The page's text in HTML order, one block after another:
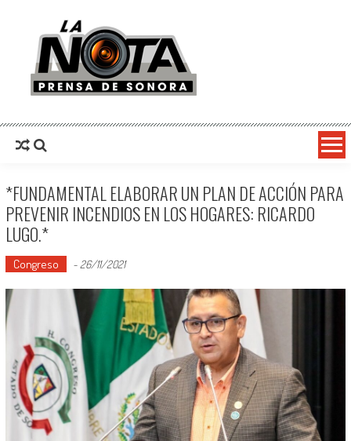
La Nota Prensa De Sonora
*FUNDAMENTAL ELABORAR UN PLAN DE ACCIÓN PARA
PREVENIR INCENDIOS EN LOS HOGARES: RICARDO
LUGO.*
Congreso - 26/11/2021